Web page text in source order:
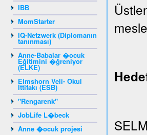
IBB
MomStarter
IQ-Netzwerk (Diplomanın
tanınması)
Anne-Babalar �ocuk
Eğitimini �ğreniyor
(ELKE)
Elmshorn Veli- Okul
İttifakı (ESB)
"Rengarenk"
JobLife L�beck
Anne �ocuk projesi